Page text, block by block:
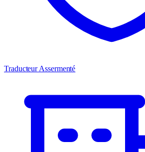
Traducteur Assermenté